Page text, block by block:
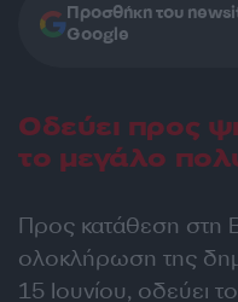
Προσθήκη του
Google
Οδεύει προς
το μεγάλο
Προς κατάθεση στη
ολοκλήρωση της
15 Ιουνίου, οδεύει